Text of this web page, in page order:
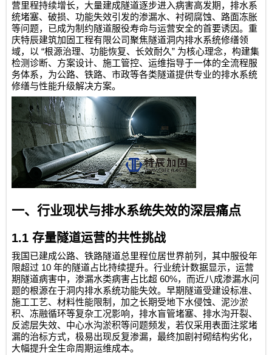
营里程持续增长，大量建成隧道逐步进入病害高发期，排水系
统堵塞、破损、功能失效引发的渗漏水、衬砌腐蚀、路面冻胀
等问题，已成为制约隧道服役寿命与运营安全的首要诱因。重
庆特辰建筑加固工程有限公司聚焦隧道洞内排水系统修缮领
域，以 “根源治理、功能恢复、长效耐久” 为核心理念，构建集
检测诊断、方案设计、施工管控、运维指导于一体的全流程服
务体系，为公路、铁路、市政等各类隧道提供专业的排水系统
修缮与性能升级解决方案。
一、行业现状与排水系统失效的深层痛点
1.1存量隧道运营的共性挑战
我国已建成公路、铁路隧道总里程位居世界前列，其中服役年
限超过 10年的隧道占比持续提升。行业统计数据显示，运营
期隧道病害中，渗漏水类病害占比超 60%，而近八成渗漏水问
题的根源在于洞内排水系统功能失效。早期隧道受建设标准、
施工工艺、材料性能限制，加之长期受地下水侵蚀、泥沙淤
积、冻融循环等复杂工况影响，排水盲管堵塞、排水沟开裂、
反滤层失效、中心水沟淤积等问题频发，若仅采用表面注浆堵
漏的治标方式，极易出现反复渗漏，最终加剧衬砌结构劣化，
大幅提升全生命周期运维成本。